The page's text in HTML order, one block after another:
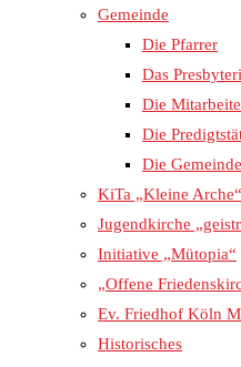
Gemeinde
Die Pfarrer
Das
Die
Die
Die
KiTa „Kleine Arche“
Jugendkirche
Initiative „Mütopia“
„Offene
Ev. Friedhof Köln
Historisches